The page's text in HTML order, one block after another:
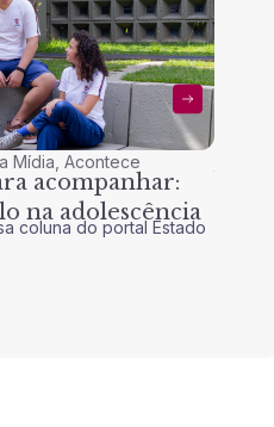
Mídia ,Acontece
acompanhar:
na adolescência
coluna do portal Estado